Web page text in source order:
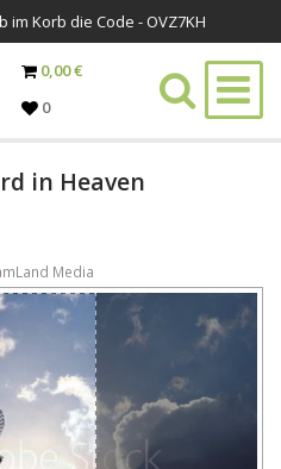
Korb die Code - OVZ7KH
0,00 €
0
in Heaven
Media